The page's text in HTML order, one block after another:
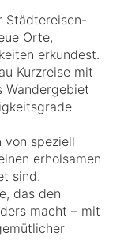
Orte,
erkundest.
Kurzreise mit
Wandergebiet
von speziell
erholsamen
sind.
das den
macht – mit